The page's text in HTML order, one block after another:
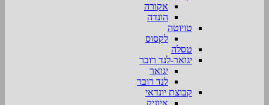
אקורה
הונדה
טויוטה
לקסוס
טסלה
יגואר-לנד רובר
יגואר
לנד רובר
קבוצת יונדאי
איוניק